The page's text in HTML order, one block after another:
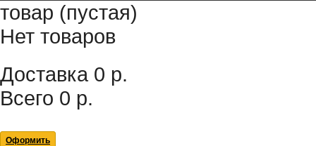
товар (пустая)
Нет товаров
Доставка 0 р.
Всего 0 р.
Оформить